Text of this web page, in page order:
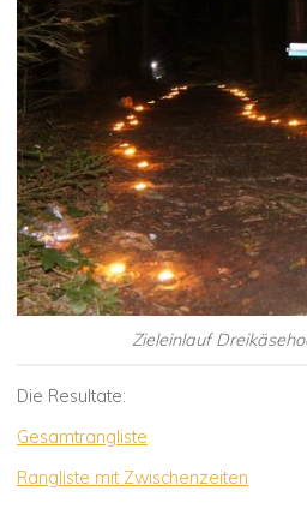
Zieleinlauf
Die Resultate:
Gesamtrangliste
Rangliste mit Zwischenzeiten